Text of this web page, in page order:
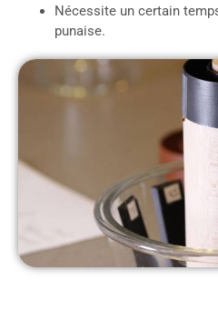
Nécessite un certain
punaise.